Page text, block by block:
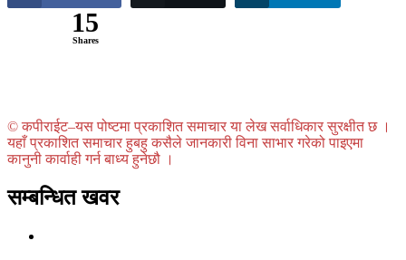
15
Shares
© कपीराईट–यस पोष्टमा प्रकाशित समाचार या लेख सर्वाधिकार सुरक्षीत छ ।
यहाँ प्रकाशित समाचार हुबहु कसैले जानकारी विना साभार गरेको पाइएमा
कानुनी कार्वाही गर्न बाध्य हुनेछौ ।
सम्बन्धित खवर